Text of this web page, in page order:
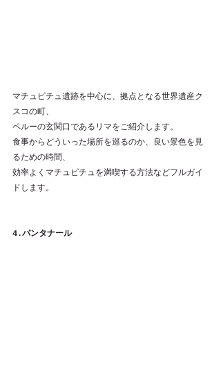
マチュピチュ遺跡を中心に、拠点となる世界遺産ク
スコの町、
ペルーの玄関口であるリマをご紹介します。
食事からどういった場所を巡るのか、良い景色を見
るための時間、
効率よくマチュピチュを満喫する方法などフルガイ
ドします。
4.パンタナール